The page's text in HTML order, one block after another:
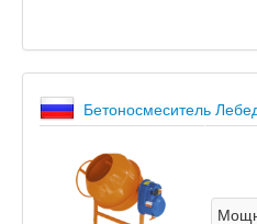
Бетоносмеситель